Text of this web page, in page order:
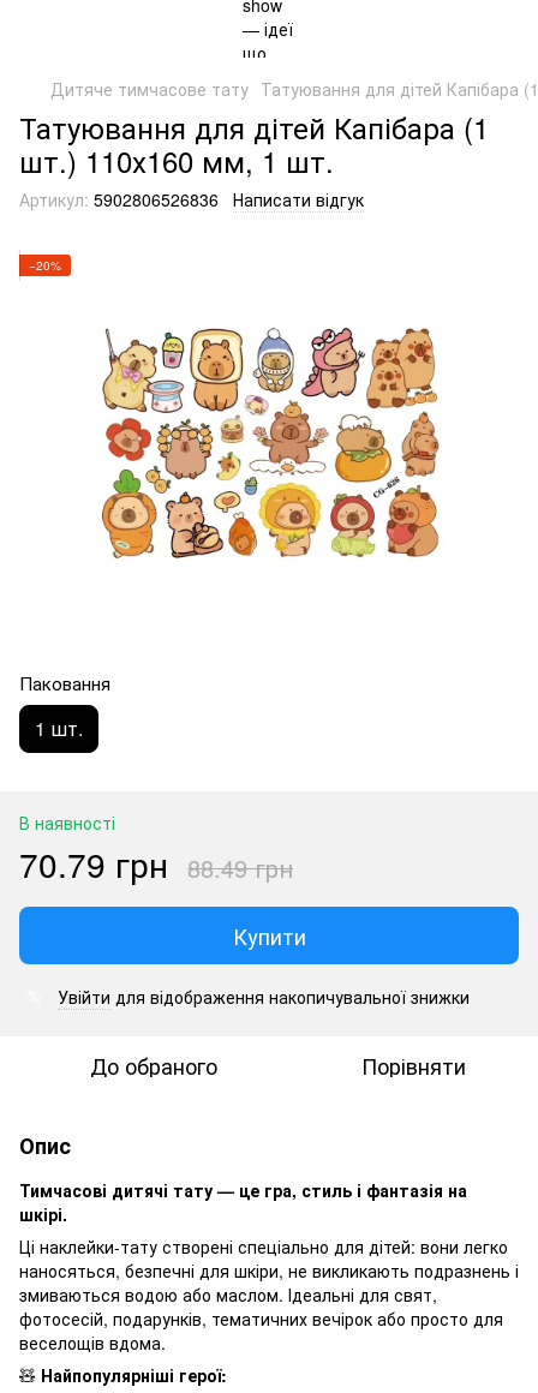
Дитяче тимчасове тату Татуювання для дітей Капібара
Татуювання для дітей Капібара (1
шт.) 110х160 мм, 1 шт.
Артикул: 5902806526836 Написати відгук
−20%
Паковання
1 шт.
В наявності
70.79 грн 88.49 грн
Купити
Увійти для відображення накопичувальної знижки
До обраного Порівняти
Опис
Тимчасові дитячі тату — це гра, стиль і фантазія на
шкірі.
Ці наклейки-тату створені спеціально для дітей: вони легко
наносяться, безпечні для шкіри, не викликають подразнень і
змиваються водою або маслом. Ідеальні для свят,
фотосесій, подарунків, тематичних вечірок або просто для
веселощів вдома.
🧸 Найпопулярніші герої: